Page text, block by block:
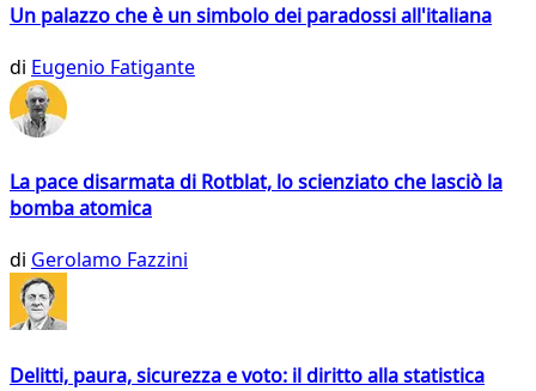
Un palazzo che è un simbolo dei paradossi all'italiana
di Eugenio Fatigante
La pace disarmata di Rotblat, lo scienziato che lasciò la
bomba atomica
di Gerolamo Fazzini
Delitti, paura, sicurezza e voto: il diritto alla statistica